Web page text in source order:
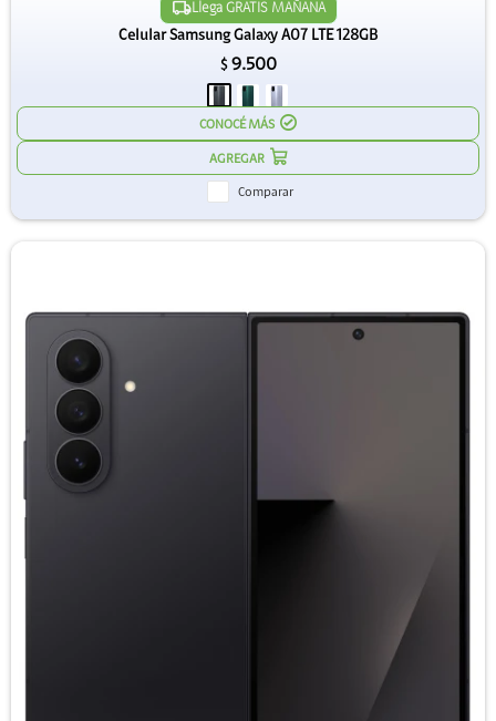
Llega GRATIS MAÑANA
Celular Samsung Galaxy A07 LTE 128GB
$ 9.500
CONOCÉ MÁS
Comparar